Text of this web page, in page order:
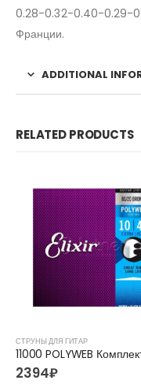
0.28-0.32-0.40-0.29-
Франции.
ADDITIONAL
RELATED PRODUCTS
СТРУНЫ ДЛЯ ГИТАР
2394₽